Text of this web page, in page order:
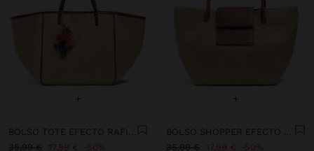
+
BOLSO TOTE EFECTO RAFIA CON PENDURO XL
35,99 €
17,99 € 50%
+
BOLSO SHOPPER EFECTO RAFIA CON SOLAPA
35,99 €
17,99 € 50%